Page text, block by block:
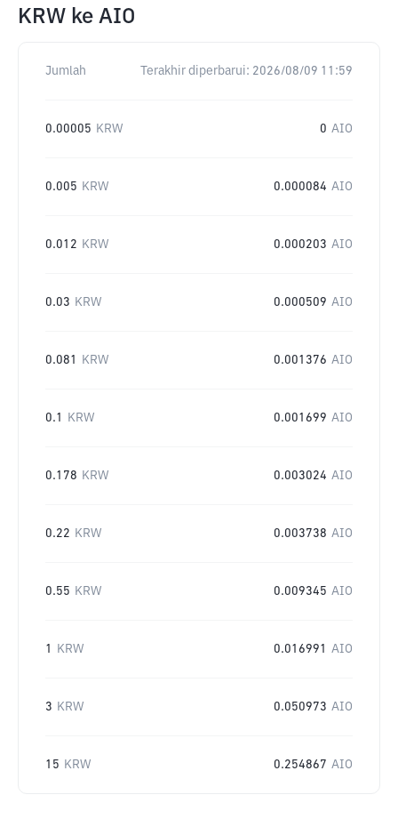
KRW ke AIO
Jumlah Terakhir diperbarui: 2026/08/09 11:59
0.00005 KRW 0 AIO
0.005 KRW 0.000084 AIO
0.012 KRW 0.000203 AIO
0.03 KRW 0.000509 AIO
0.081 KRW 0.001376 AIO
0.1 KRW 0.001699 AIO
0.178 KRW 0.003024 AIO
0.22 KRW 0.003738 AIO
0.55 KRW 0.009345 AIO
1 KRW 0.016991 AIO
3 KRW 0.050973 AIO
15 KRW 0.254867 AIO